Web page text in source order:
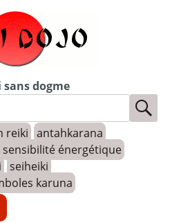
sans dogme
reiki antahkarana
sensibilité énergétique
seiheiki
karuna